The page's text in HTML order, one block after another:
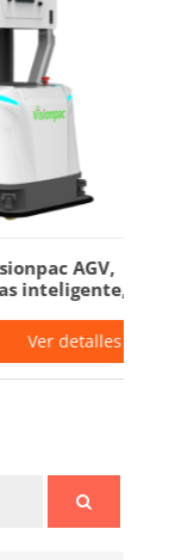
AGV,
detalles